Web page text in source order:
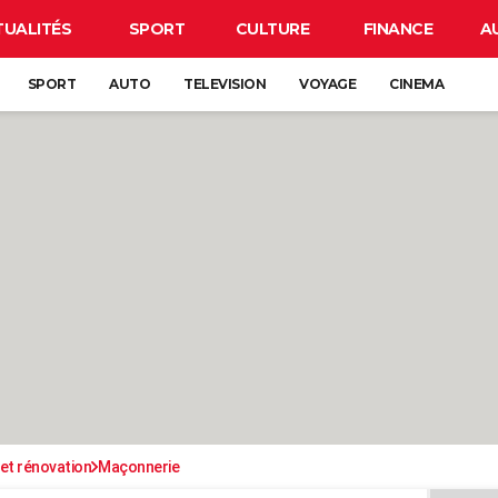
SPORT CULTURE FINANCE
SPORT AUTO TELEVISION VOYAGE CINEMA
rénovation Maçonnerie